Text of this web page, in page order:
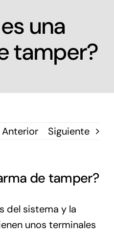
una
tamper?
Anterior Siguiente
de tamper?
del sistema y la
unos terminales